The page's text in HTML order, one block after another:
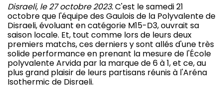
Disraeli, le 27 octobre 2023.C'est le samedi 21
octobre que l'équipe des Gaulois de la Polyvalente de
Disraeli, évoluant en catégorie M15-D3, ouvrait sa
saison locale. Et, tout comme lors de leurs deux
premiers matchs, ces derniers y sont allés d'une très
solide performance en prenant la mesure de l'École
polyvalente Arvida par la marque de 6 à 1, et ce, au
plus grand plaisir de leurs partisans réunis à l'Aréna
Isothermic de Disraeli.